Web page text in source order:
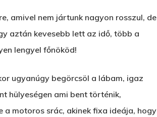
amivel nem jártunk nagyon rosszul, de
aztán kevesebb lett az idő, több a
lengyel főnököd!
ugyanúgy begörcsöl a lábam, igaz
hülyeségen ami bent történik,
a motoros srác, akinek fixa ideája, hogy
Manhattan, NY